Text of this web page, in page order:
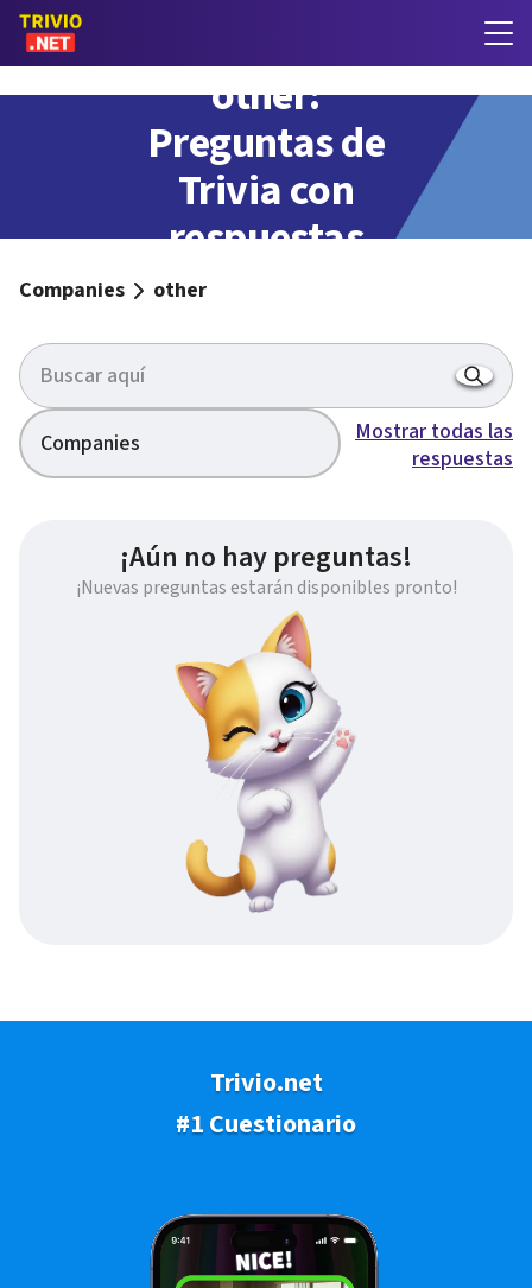
other:
Preguntas de
Trivia con
respuestas
Companies other
Companies
Mostrar todas las
respuestas
¡Aún no hay preguntas!
¡Nuevas preguntas estarán disponibles pronto!
Trivio.net
#1 Cuestionario